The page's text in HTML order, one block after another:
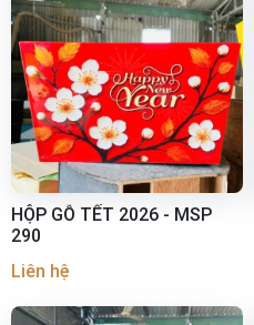
HỘP GỖ TẾT 2026 - MSP
290
Liên hệ